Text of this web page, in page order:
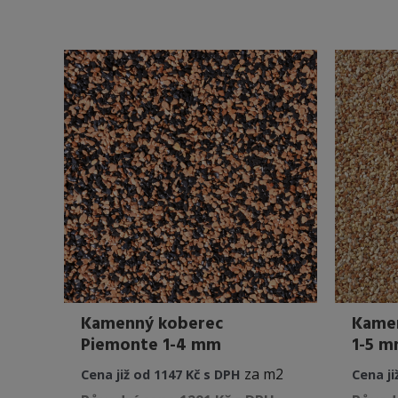
variant.
Možnosti
lze
vybrat
na
stránce
produktu
Kamenný koberec
Piemonte 1-4 mm
Cena již od 1147 Kč s DPH za m2
1-5
Cena